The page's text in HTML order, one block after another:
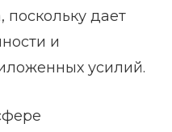
поскольку дает
и
усилий.